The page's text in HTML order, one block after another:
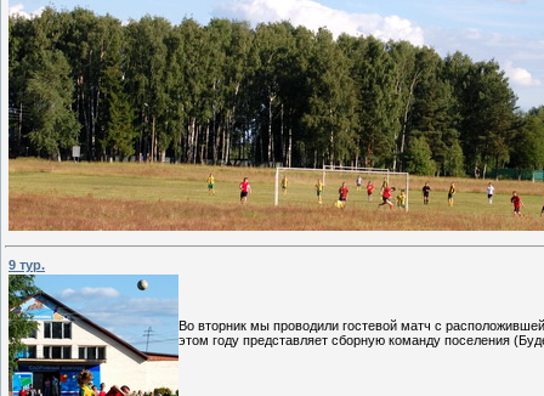
9 тур.
Во вторник мы проводили гостевой матч с
этом году представляет сборную команду поселения